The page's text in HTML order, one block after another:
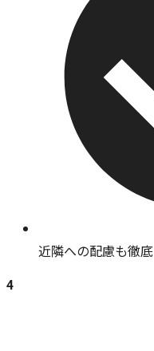
近隣への配慮も徹底
4